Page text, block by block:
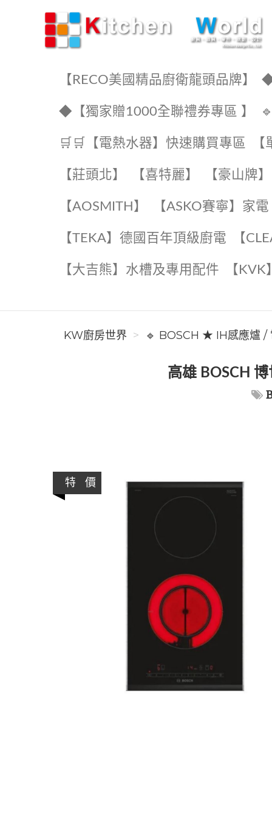
【RECO美國精品廚衛龍頭品牌】 ◆
◆【獨家贈1000全聯禮券專區 】
🛒🛒【電熱水器】快速購買專區
【莊頭北】 【喜特麗】 【豪山牌】
【AOSMITH】 【ASKO賽寧】家電
️【TEKA】️德國百年頂級廚電 【
【大吉熊】水槽及專用配件 【
KW廚房世界 🔹 BOSCH ★ IH感應爐 /
高雄 BOSCH
特 價